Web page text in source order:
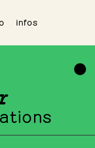
infos